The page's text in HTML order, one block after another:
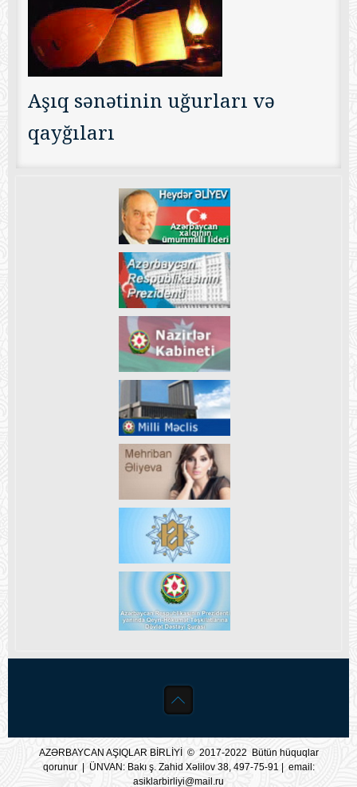
Aşıq sənətinin uğurları və
qayğıları
AZƏRBAYCAN AŞIQLAR BİRLİYİ © 2017-2022 Bütün hüquqlar
qorunur | ÜNVAN: Bakı ş. Zahid Xəlilov 38, 497-75-91 | email:
asiklarbirliyi@mail.ru